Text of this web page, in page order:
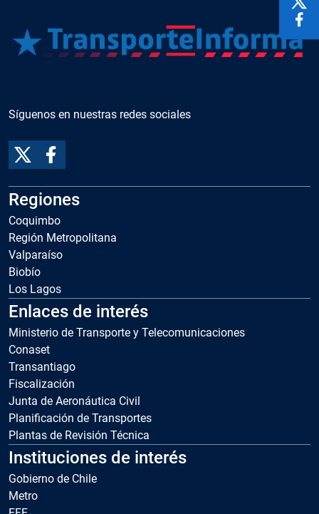
Síguenos en nuestras redes sociales
Regiones
Coquimbo
Región Metropolitana
Valparaíso
Biobío
Los Lagos
Enlaces de interés
Ministerio de Transporte y Telecomunicaciones
Conaset
Transantiago
Fiscalización
Junta de Aeronáutica Civil
Planificación de Transportes
Plantas de Revisión Técnica
Instituciones de interés
Gobierno de Chile
Metro